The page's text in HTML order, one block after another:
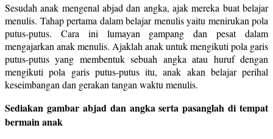
Sesudah anak mengenal abjad dan angka, ajak mereka buat belajar
menulis. Tahap pertama dalam belajar menulis yaitu menirukan pola
putus-putus. Cara ini lumayan gampang dan pesat dalam
mengajarkan anak menulis. Ajaklah anak untuk mengikuti pola garis
putus-putus yang membentuk sebuah angka atau huruf dengan
mengikuti pola garis putus-putus itu, anak akan belajar perihal
keseimbangan dan gerakan tangan waktu menulis.
Sediakan gambar abjad dan angka serta pasanglah di tempat
bermain anak